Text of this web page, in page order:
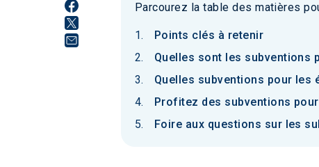
Parcourez la table des matières
Points clés à retenir
Quelles sont les subventions
Quelles subventions pour les
Profitez des subventions
Foire aux questions sur les